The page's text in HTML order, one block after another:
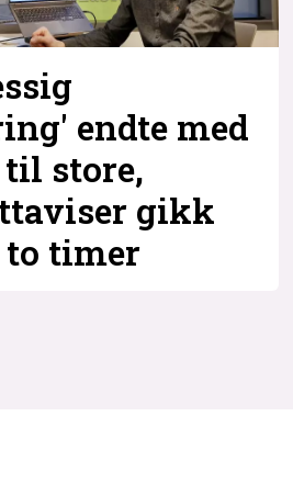
endte med
til store,
gikk
to timer